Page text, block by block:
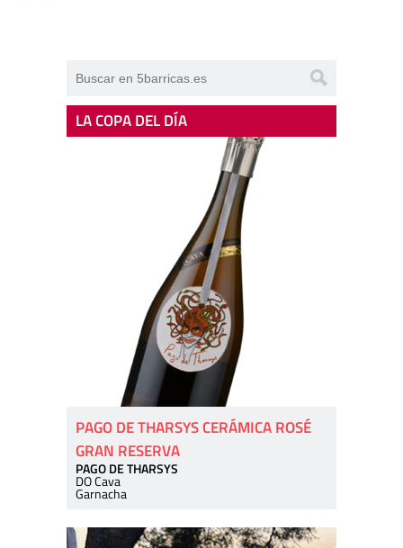
LA COPA DEL DÍA
PAGO DE THARSYS CERÁMICA ROSÉ
GRAN RESERVA
PAGO DE THARSYS
DO Cava
Garnacha